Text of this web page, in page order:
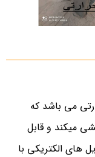
می باشد که
میکند و قابل
های الکتریکی با